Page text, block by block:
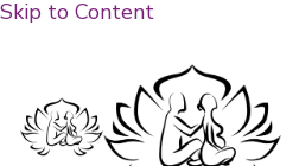
Skip to Content